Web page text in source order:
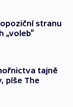
stranu
„voleb“
tajně
píše The